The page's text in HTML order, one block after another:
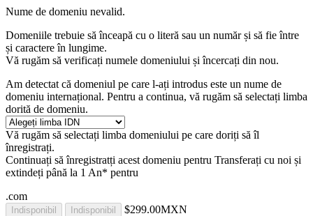
Nume de domeniu nevalid.
Domeniile trebuie să înceapă cu o literă sau un numărși să fie între
și caractere în lungime.
Vă rugăm să verificați numele domeniului și încercați din nou.
Am detectat că domeniul pe care l-ați introdus este un nume de
domeniu internațional. Pentru a continua, vă rugăm să selectați limba
dorită de domeniu.
Vă rugăm să selectați limba domeniului pe care doriți să îl
înregistrați.
Continuați să înregistratți acest domeniu pentru Transferați cu noi și
extindeți până la 1 An* pentru
.com
Indisponibil Indisponibil $299.00MXN